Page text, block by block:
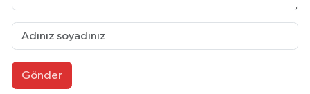
Gönder